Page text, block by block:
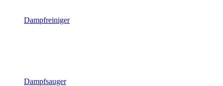
Dampfreiniger
Dampfsauger